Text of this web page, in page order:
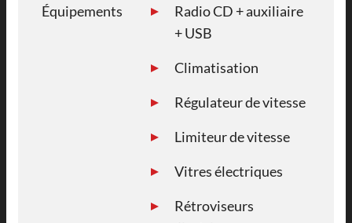
Équipements
Radio CD + auxiliaire
+ USB
Climatisation
Régulateur de vitesse
Limiteur de vitesse
Vitres électriques
Rétroviseurs